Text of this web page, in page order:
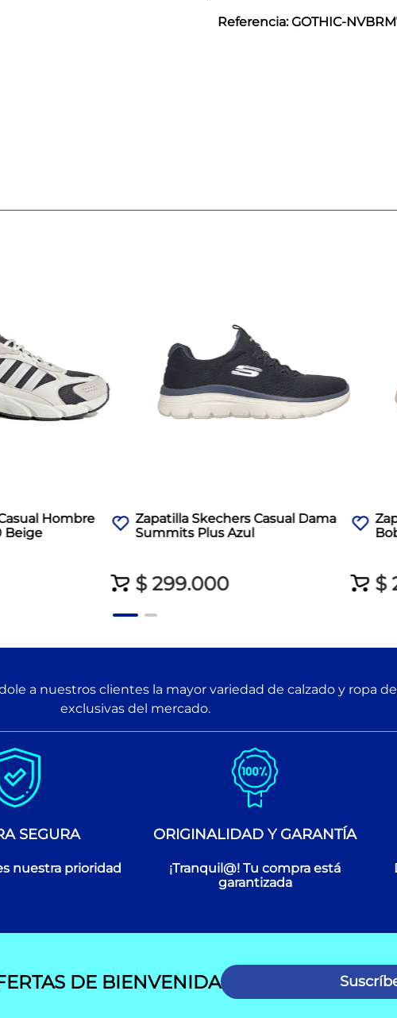
Referencia:GOTHIC-
Hombre
Beige
Zapatilla Skechers Casual Dama
Summits Plus Azul
$ 299.000 $
a nuestros clientes la mayor variedad de calzado y ropa
exclusivas del mercado.
SEGURA
nuestra prioridad
ORIGINALIDAD Y GARANTÍA
¡Tranquil@! Tu compra está
garantizada
DE BIENVENIDA